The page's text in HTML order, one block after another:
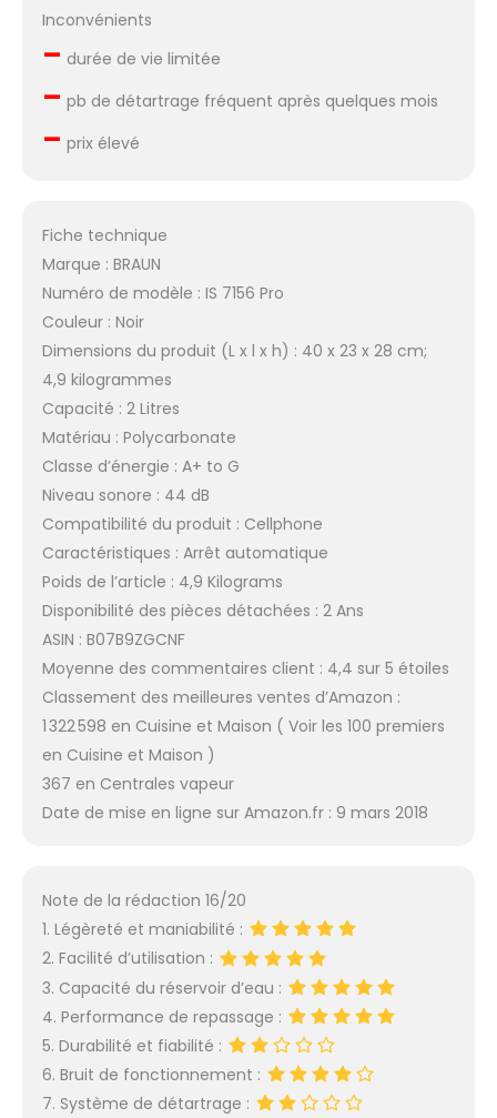
Inconvénients
– durée de vie limitée
– pb de détartrage fréquent après quelques mois
– prix élevé
Fiche technique
Marque : BRAUN
Numéro de modèle : IS 7156 Pro
Couleur : Noir
Dimensions du produit (L x l x h) : 40 x 23 x 28 cm;
4,9 kilogrammes
Capacité : 2 Litres
Matériau : Polycarbonate
Classe d’énergie : A+ to G
Niveau sonore : 44 dB
Compatibilité du produit : Cellphone
Caractéristiques : Arrêt automatique
Poids de l’article : 4,9 Kilograms
Disponibilité des pièces détachées : 2 Ans
ASIN : B07B9ZGCNF
Moyenne des commentaires client : 4,4 sur 5 étoiles
Classement des meilleures ventes d’Amazon :
1 322 598 en Cuisine et Maison ( Voir les 100 premiers
en Cuisine et Maison )
367 en Centrales vapeur
Date de mise en ligne sur Amazon.fr : 9 mars 2018
Note de la rédaction 16/20
1. Légèreté et maniabilité :
2. Facilité d’utilisation :
3. Capacité du réservoir d’eau :
4. Performance de repassage :
5. Durabilité et fiabilité :
6. Bruit de fonctionnement :
7. Système de détartrage :